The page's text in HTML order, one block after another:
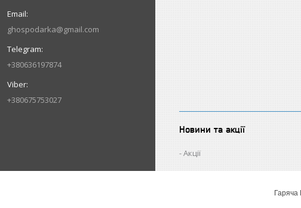
ghospodarka@gmail.com
+380636197874
+380675753027
Новини та акції
Акції